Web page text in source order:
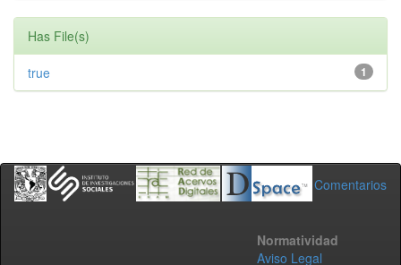
Has File(s)
1
true
Comentarios
Normatividad
Aviso Legal